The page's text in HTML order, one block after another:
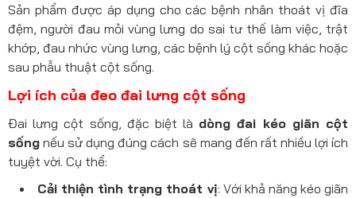
Sản phẩm được áp dụng cho các bệnh nhân thoát vị đĩa
đệm, người đau mỏi vùng lưng do sai tư thế làm việc, trật
khớp, đau nhức vùng lưng, các bệnh lý cột sống khác hoặc
sau phẫu thuật cột sống.
Lợi ích của đeo đai lưng cột sống
Đai lưng cột sống, đặc biệt là dòng đai kéo giãn cột
sống nếu sử dụng đúng cách sẽ mang đến rất nhiều lợi ích
tuyệt vời. Cụ thể:
Cải thiện tình trạng thoát vị: Với khả năng kéo giãn